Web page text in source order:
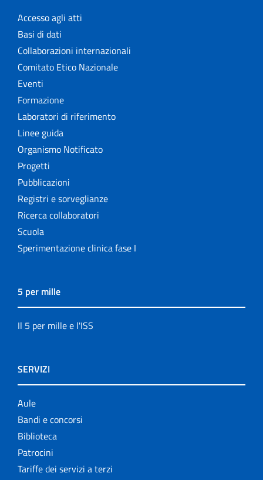
Accesso agli atti
Basi di dati
Collaborazioni internazionali
Comitato Etico Nazionale
Eventi
Formazione
Laboratori di riferimento
Linee guida
Organismo Notificato
Progetti
Pubblicazioni
Registri e sorveglianze
Ricerca collaboratori
Scuola
Sperimentazione clinica fase I
5 per mille
Il 5 per mille e l'ISS
SERVIZI
Aule
Bandi e concorsi
Biblioteca
Patrocini
Tariffe dei servizi a terzi